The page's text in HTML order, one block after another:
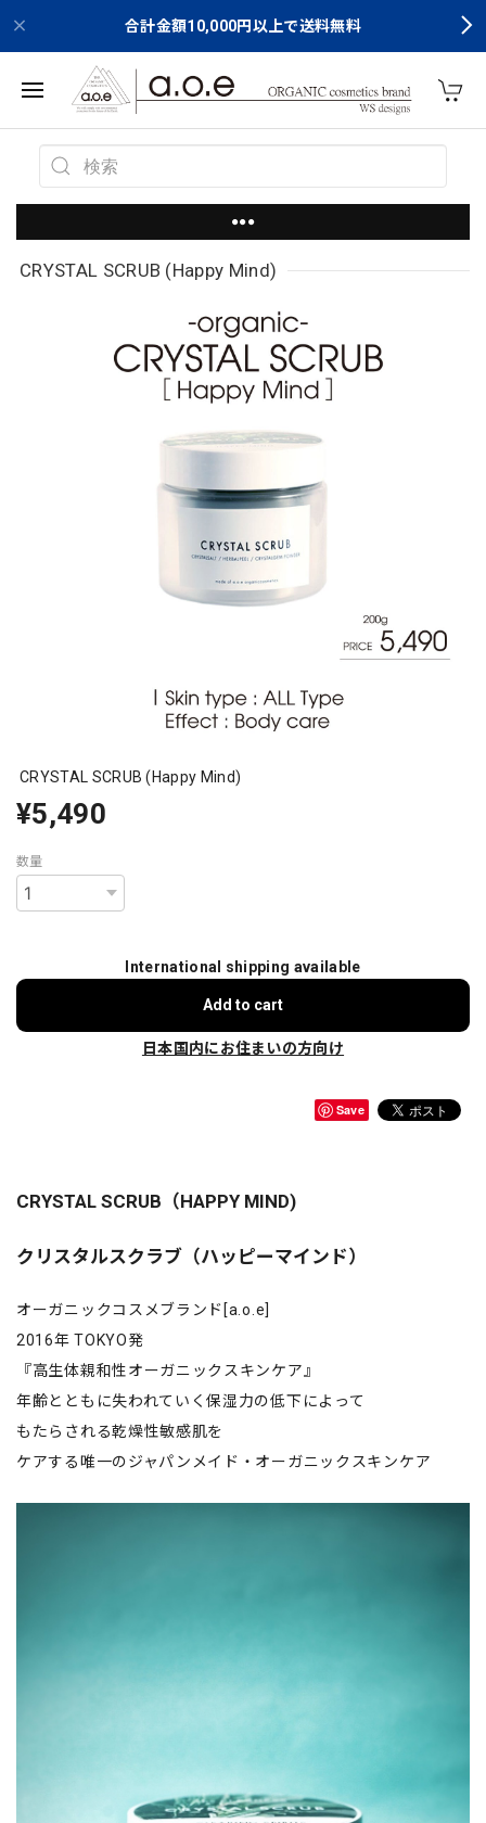
合計金額10,000円以上で送料無料
●●●
CRYSTAL SCRUB (Happy Mind)
CRYSTAL SCRUB (Happy Mind)
¥5,490
数量
International shipping available
Add to cart
日本国内にお住まいの方向け
Save
CRYSTAL SCRUB（HAPPY MIND)
クリスタルスクラブ（ハッピーマインド）
オーガニックコスメブランド[a.o.e]
2016年 TOKYO発
『高生体親和性オーガニックスキンケア』
年齢とともに失われていく保湿力の低下によって
もたらされる乾燥性敏感肌を
ケアする唯一のジャパンメイド・オーガニックスキンケア